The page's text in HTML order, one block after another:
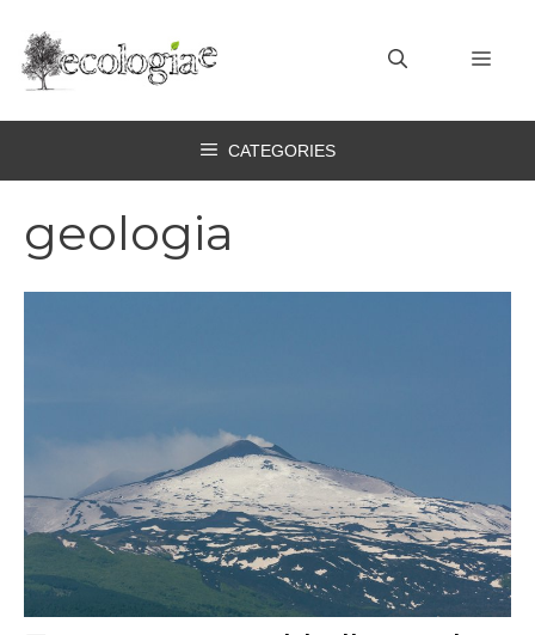
contenuto
CATEGORIES
geologia